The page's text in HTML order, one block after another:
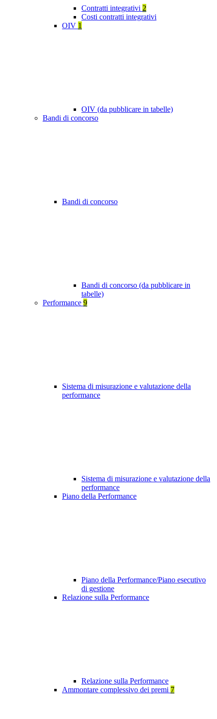
Contratti integrativi 2
Costi contratti integrativi
OIV 1
OIV (da pubblicare in tabelle)
Bandi di concorso
Bandi di concorso
Bandi di concorso (da pubblicare in
tabelle)
Performance 9
Sistema di misurazione e valutazione della
performance
Sistema di misurazione e valutazione della
performance
Piano della Performance
Piano della Performance/Piano esecutivo
di gestione
Relazione sulla Performance
Relazione sulla Performance
Ammontare complessivo dei premi 7